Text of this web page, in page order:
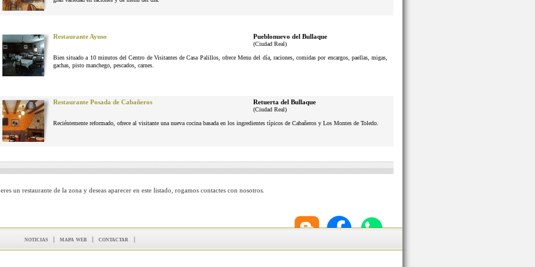
Restaurante Ayuso Pueblonuevo del Bullaque
(Ciudad Real)
Bien situado a 10 minutos del Centro de Visitantes de Casa Palillos, ofrece Menu del día, raciones, comidas por encargos, paellas, migas,
gachas, pisto manchego, pescados, carnes.
Restaurante Posada de Cabañeros Retuerta del Bullaque
(Ciudad Real)
Reciéntemente reformado, ofrece al visitante una nueva cocina basada en los ingredientes típicos de Cabañeros y Los Montes de Toledo.
un restaurante de la zona y deseas aparecer en este listado, rogamos contactes con nosotros.
noticias | mapa web | contactar |